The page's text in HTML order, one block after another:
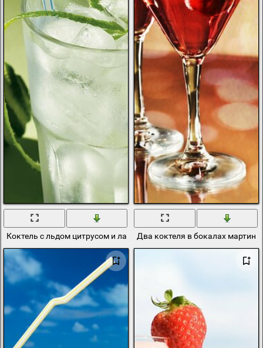
Коктель с льдом цитрусом и лаймомДва коктеля в бокалах мартини